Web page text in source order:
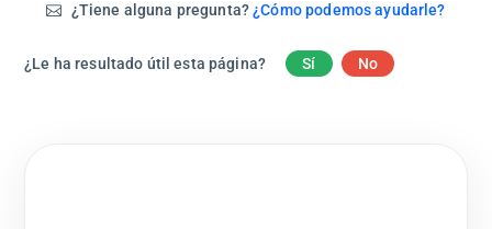
¿Tiene alguna pregunta?¿Cómo podemos ayudarle?
¿Le ha resultado útil esta página? Sí No